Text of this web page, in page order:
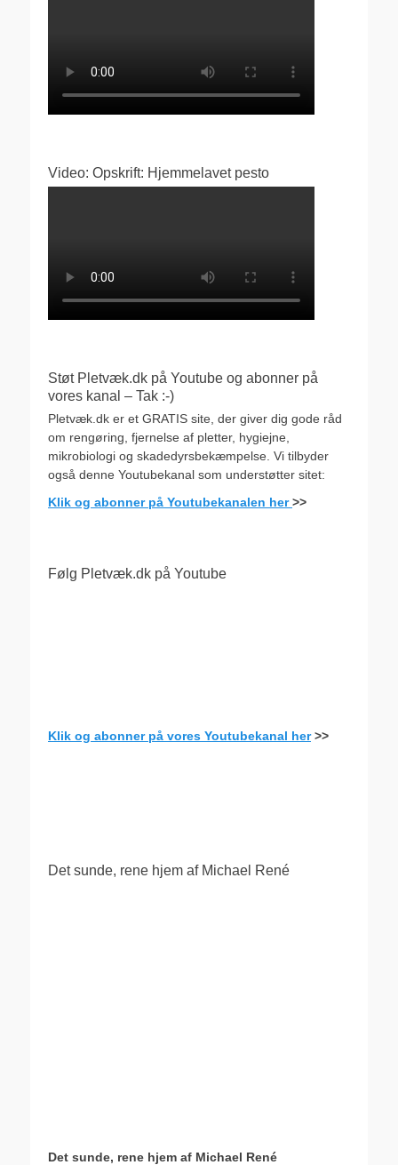
Video: Opskrift: Hjemmelavet pesto
Støt Pletvæk.dk på Youtube og abonner på
vores kanal – Tak :-)
Pletvæk.dk er et GRATIS site, der giver dig gode råd
om rengøring, fjernelse af pletter, hygiejne,
mikrobiologi og skadedyrsbekæmpelse. Vi tilbyder
også denne Youtubekanal som understøtter sitet:
Klik og abonner på Youtubekanalen her>>
Følg Pletvæk.dk på Youtube
Klik og abonner på vores Youtubekanal her>>
Det sunde, rene hjem af Michael René
Det sunde, rene hjem af Michael René